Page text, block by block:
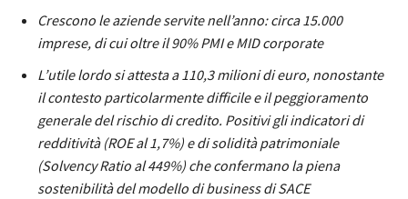
Crescono le aziende servite nell’anno: circa 15.000
imprese, di cui oltre il 90% PMI e MID corporate
L’utile lordo si attesta a 110,3 milioni di euro, nonostante
il contesto particolarmente difficile e il peggioramento
generale del rischio di credito. Positivi gli indicatori di
redditività (ROE al 1,7%) e di solidità patrimoniale
(Solvency Ratio al 449%) che confermano la piena
sostenibilità del modello di business di SACE